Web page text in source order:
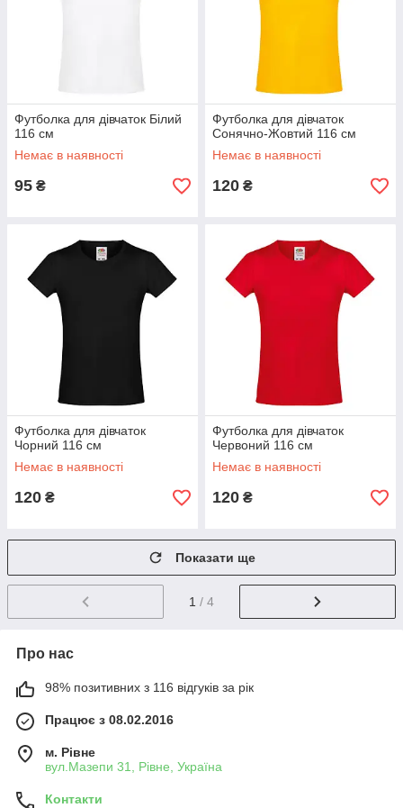
Футболка для дівчаток Білий
116 см
Немає в наявності
95 ₴
Футболка для дівчаток
Сонячно-Жовтий 116 см
Немає в наявності
120 ₴
Футболка для дівчаток
Чорний 116 см
Немає в наявності
120 ₴
Футболка для дівчаток
Червоний 116 см
Немає в наявності
120 ₴
Показати ще
1 / 4
Про нас
98% позитивних з 116 відгуків за рік
Працює з 08.02.2016
м. Рівне
вул.Мазепи 31, Рівне, Україна
Контакти